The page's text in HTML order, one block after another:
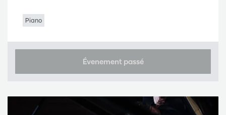
Piano
Évenement passé